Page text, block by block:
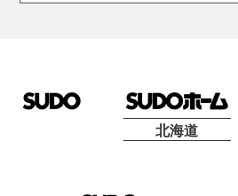
北海道